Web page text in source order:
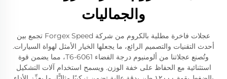
والجماليات
عجلات فاخرة مطلية بالكروم من شركة Forgex Speed تجمع بين
أحدث التقنيات والتصميم الرائع، ما يجعلها الخيار الأمثل لهواة السيارات.
وتُصنع عجلاتنا من ألومنيوم درجة الفضاء 6061-T6، مما يضمن قوة
استثنائية مع الحفاظ على خفة الوزن. ويسمح استخدام آلات التشكيل